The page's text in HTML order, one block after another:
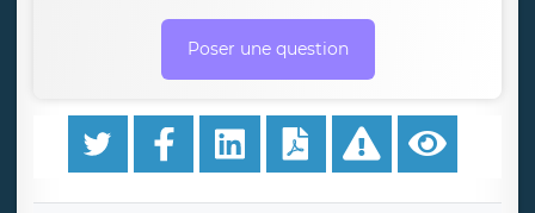
Poser une question